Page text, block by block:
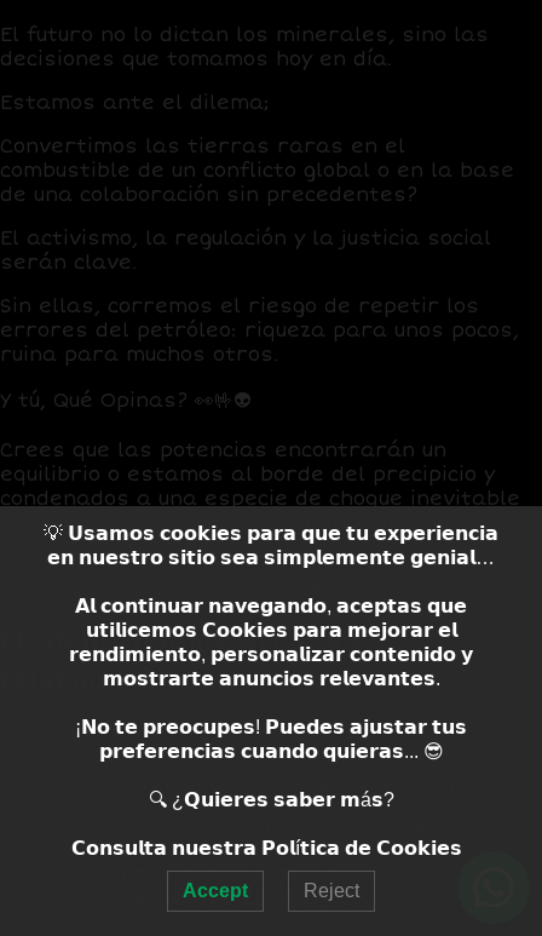
El futuro no lo dictan los minerales, sino las
decisiones que tomamos hoy en día.
Estamos ante el dilema;
Convertimos las tierras raras en el
combustible de un conflicto global o en la base
de una colaboración sin precedentes?
El activismo, la regulación y la justicia social
serán clave.
Sin ellas, corremos el riesgo de repetir los
errores del petróleo: riqueza para unos pocos,
ruina para muchos otros.
Y tú, Qué Opinas? 👀🤟👽
Crees que las potencias encontrarán un
equilibrio o estamos al borde del precipicio y
condenados a una especie de choque inevitable
de civilizaciones como planteaba Huntington a
finales del siglo pasado…
Os dejo algunos Recursos
relacionados.
Aquí tienes una selección de artículos y temas
para profundizar, todos alineados con el
(Foreign Policy, 2024)Análisis sobre cómo
las tierras raras están redefiniendo las
relaciones entre EE. UU. y China.
💡 𝗨𝘀𝗮𝗺𝗼𝘀 𝗰𝗼𝗼𝗸𝗶𝗲𝘀 𝗽𝗮𝗿𝗮 𝗾𝘂𝗲 𝘁𝘂 𝗲𝘅𝗽𝗲𝗿𝗶𝗲𝗻𝗰𝗶𝗮
𝗲𝗻 𝗻𝘂𝗲𝘀𝘁𝗿𝗼 𝘀𝗶𝘁𝗶𝗼 𝘀𝗲𝗮 𝘀𝗶𝗺𝗽𝗹𝗲𝗺𝗲𝗻𝘁𝗲 𝗴𝗲𝗻𝗶𝗮𝗹…
𝗔𝗹 𝗰𝗼𝗻𝘁𝗶𝗻𝘂𝗮𝗿 𝗻𝗮𝘃𝗲𝗴𝗮𝗻𝗱𝗼, 𝗮𝗰𝗲𝗽𝘁𝗮𝘀 𝗾𝘂𝗲
𝘂𝘁𝗶𝗹𝗶𝗰𝗲𝗺𝗼𝘀 𝗖𝗼𝗼𝗸𝗶𝗲𝘀 𝗽𝗮𝗿𝗮 𝗺𝗲𝗷𝗼𝗿𝗮𝗿 𝗲𝗹
𝗿𝗲𝗻𝗱𝗶𝗺𝗶𝗲𝗻𝘁𝗼, 𝗽𝗲𝗿𝘀𝗼𝗻𝗮𝗹𝗶𝘇𝗮𝗿 𝗰𝗼𝗻𝘁𝗲𝗻𝗶𝗱𝗼 𝘆
𝗺𝗼𝘀𝘁𝗿𝗮𝗿𝘁𝗲 𝗮𝗻𝘂𝗻𝗰𝗶𝗼𝘀 𝗿𝗲𝗹𝗲𝘃𝗮𝗻𝘁𝗲𝘀.
¡𝗡𝗼 𝘁𝗲 𝗽𝗿𝗲𝗼𝗰𝘂𝗽𝗲𝘀! 𝗣𝘂𝗲𝗱𝗲𝘀 𝗮𝗷𝘂𝘀𝘁𝗮𝗿 𝘁𝘂𝘀
𝗽𝗿𝗲𝗳𝗲𝗿𝗲𝗻𝗰𝗶𝗮𝘀 𝗰𝘂𝗮𝗻𝗱𝗼 𝗾𝘂𝗶𝗲𝗿𝗮𝘀... 😎
🔍 ¿𝗤𝘂𝗶𝗲𝗿𝗲𝘀 𝘀𝗮𝗯𝗲𝗿 𝗺á𝘀?
𝗖𝗼𝗻𝘀𝘂𝗹𝘁𝗮 𝗻𝘂𝗲𝘀𝘁𝗿𝗮 𝗣𝗼𝗹í𝘁𝗶𝗰𝗮 𝗱𝗲 𝗖𝗼𝗼𝗸𝗶𝗲𝘀
Accept Reject